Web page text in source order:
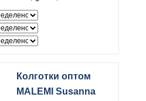
Колготки оптом
MALEMI Susanna